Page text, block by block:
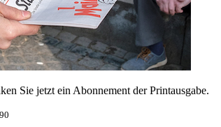
Sie jetzt ein Abonnement der Printausgabe.